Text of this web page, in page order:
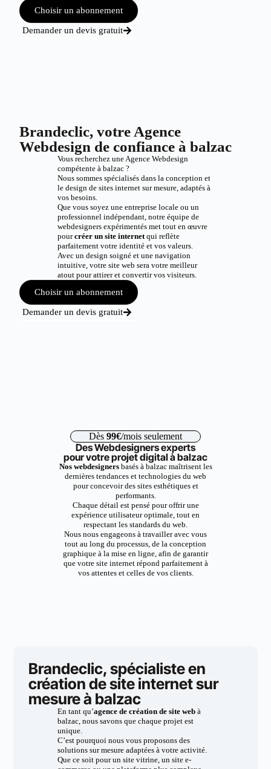
Choisir un abonnement
Demander un devis gratuit
Brandeclic, votre Agence
Webdesign de confiance à balzac
Vous recherchez une Agence Webdesign
compétente à balzac ?
Nous sommes spécialisés dans la conception et
le design de sites internet sur mesure, adaptés à
vos besoins.
Que vous soyez une entreprise locale ou un
professionnel indépendant, notre équipe de
webdesigners expérimentés met tout en œuvre
pourcréer un site internetqui reflète
parfaitement votre identité et vos valeurs.
Avec un design soigné et une navigation
intuitive, votre site web sera votre meilleur
atout pour attirer et convertir vos visiteurs.
Choisir un abonnement
Demander un devis gratuit
Dès 99€/mois seulement
Des Webdesigners experts
pour votre projet digital à balzac
Nos webdesignersbasés à balzac maîtrisent les
dernières tendances et technologies du web
pour concevoir des sites esthétiques et
performants.
Chaque détail est pensé pour offrir une
expérience utilisateur optimale, tout en
respectant les standards du web.
Nous nous engageons à travailler avec vous
tout au long du processus, de la conception
graphique à la mise en ligne, afin de garantir
que votre site internet répond parfaitement à
vos attentes et celles de vos clients.
Brandeclic, spécialiste en
création de site internet sur
mesure à balzac
En tant qu’agence de création de site webà
balzac, nous savons que chaque projet est
unique.
C’est pourquoi nous vous proposons des
solutions sur mesure adaptées à votre activité.
Que ce soit pour un site vitrine, un site e-